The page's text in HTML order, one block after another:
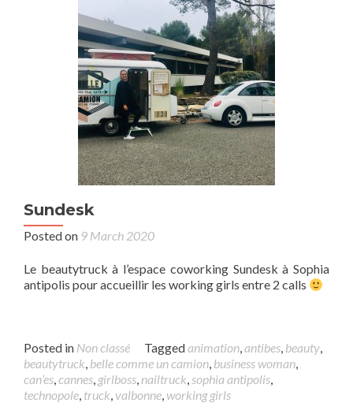
Sundesk
Posted on 9 March 2020
Le beautytruck à l’espace coworking Sundesk à Sophia
antipolis pour accueillir les working girls entre 2 calls
Posted in Non classé Taggedanimation,antibes, beauty,
beautytruck, belle comme un camion, business woman,
can’es,cannes, girlboss, nailtruck,sophia antipolis,
technopole, truck, valbonne, working girls